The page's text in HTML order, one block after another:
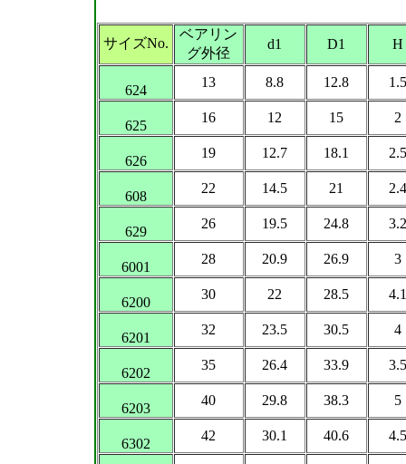
サイズNo.
ベアリン
グ外径
d1 D1 H
624
13 8.8 12.8 1.5
625
16 12 15 2
626
19 12.7 18.1 2.5
608
22 14.5 21 2.4
629
26 19.5 24.8 3.2
6001
28 20.9 26.9 3
6200
30 22 28.5 4.1
6201
32 23.5 30.5 4
6202
35 26.4 33.9 3.5
6203
40 29.8 38.3 5
6302
42 30.1 40.6 4.5